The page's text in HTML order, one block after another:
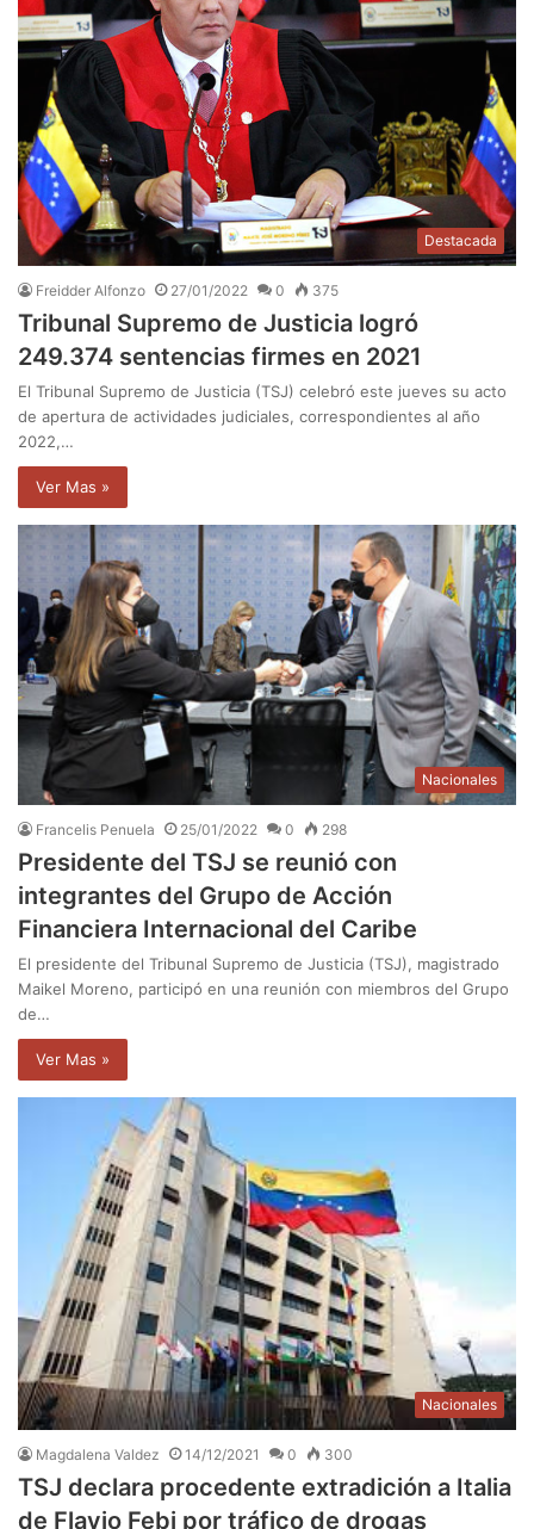
Destacada
Freidder Alfonzo 27/01/2022 0 375
Tribunal Supremo de Justicia logró
249.374 sentencias firmes en 2021
El Tribunal Supremo de Justicia (TSJ) celebró este jueves su acto
de apertura de actividades judiciales, correspondientes al año
2022,…
Ver Mas »
Nacionales
Francelis Penuela 25/01/2022 0 298
Presidente del TSJ se reunió con
integrantes del Grupo de Acción
Financiera Internacional del Caribe
El presidente del Tribunal Supremo de Justicia (TSJ), magistrado
Maikel Moreno, participó en una reunión con miembros del Grupo
de…
Ver Mas »
Nacionales
Magdalena Valdez 14/12/2021 0 300
TSJ declara procedente extradición a Italia
de Flavio Febi por tráfico de drogas